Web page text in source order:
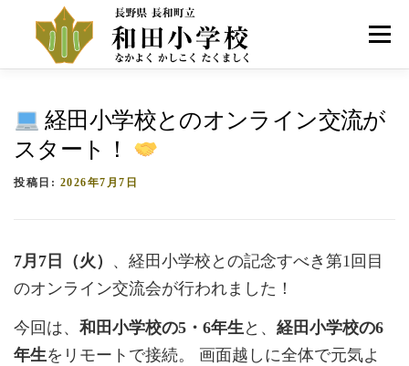
メニュー
経田小学校とのオンライン交流が
スタート！
投稿日: 2026年7月7日
7月7日（火） 、経田小学校との記念すべき第1回目
のオンライン交流会が行われました！
今回は、 和田小学校の5・6年生と、 経田小学校の6
年生をリモートで接続。 画面越しに全体で元気よ